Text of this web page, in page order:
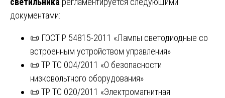
документами:
📜 ГОСТ Р 54815-2011 «Лампы светодиодные со
встроенным устройством управления»
📜 ТР ТС 004/2011 «О безопасности
низковольтного оборудования»
📜 ТР ТС 020/2011 «Электромагнитная